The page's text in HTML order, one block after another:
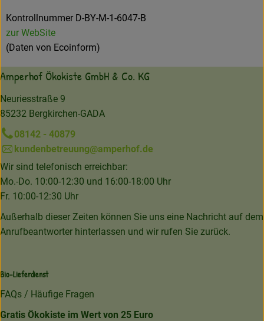
Kontrollnummer D-BY-M-1-6047-B
zur WebSite
(Daten von Ecoinform)
Amperhof Ökokiste GmbH & Co. KG
Neuriesstraße 9
85232 Bergkirchen-GADA
08142 - 40879
kundenbetreuung@amperhof.de
Wir sind telefonisch erreichbar:
Mo.-Do. 10:00-12:30 und 16:00-18:00 Uhr
Fr. 10:00-12:30 Uhr
Außerhalb dieser Zeiten können Sie uns eine Nachricht auf dem
Anrufbeantworter hinterlassen und wir rufen Sie zurück.
Bio-Lieferdienst
FAQs / Häufige Fragen
Gratis Ökokiste im Wert von 25 Euro